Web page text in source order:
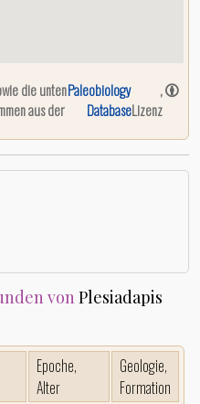
die unten
aus der
Paleobiology
Database
,
Lizenz
vonPlesiadapis
Epoche,
Alter
Geologie,
Formation